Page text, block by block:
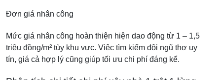
Đơn giá nhân công
Mức giá nhân công hoàn thiện hiện dao động từ 1 – 1,5
triệu đồng/m² tùy khu vực. Việc tìm kiếm đội ngũ thợ uy
tín, giá cả hợp lý cũng giúp tối ưu chi phí đáng kể.